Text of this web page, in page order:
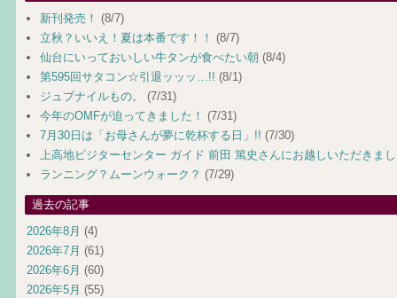
新刊発売！ (8/7)
立秋？いいえ！夏は本番です！！ (8/7)
仙台にいっておいしい牛タンが食べたい朝 (8/4)
第595回サタコン☆引退ッッッ…!! (8/1)
ジュブナイルもの。
(7/31)
今年のOMFが迫ってきました！ (7/31)
7月30日は「お母さんが夢に乾杯する日」!! (7/30)
上高地ビジターセンター ガイド 前田 篤史さんにお越しいただきま
ランニング？ムーンウォーク？ (7/29)
過去の記事
2026年8月 (4)
2026年7月 (61)
2026年6月 (60)
2026年5月 (55)